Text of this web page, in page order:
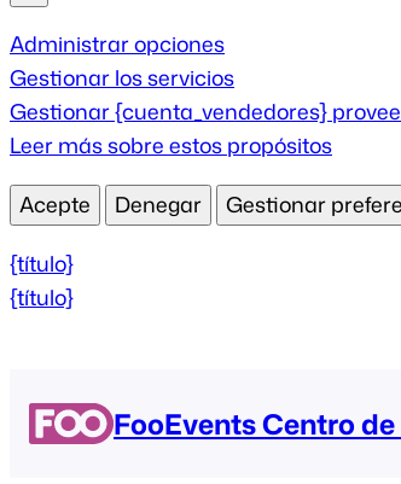
Administrar opciones
Gestionar los servicios
Gestionar {cuenta_vendedores}
Leer más sobre estos propósitos
Acepte
Denegar Gestionar
{título}
{título}
FooEvents Centro